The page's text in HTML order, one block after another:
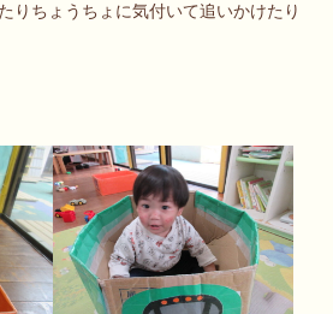
りちょうちょに気付いて追いかけたり